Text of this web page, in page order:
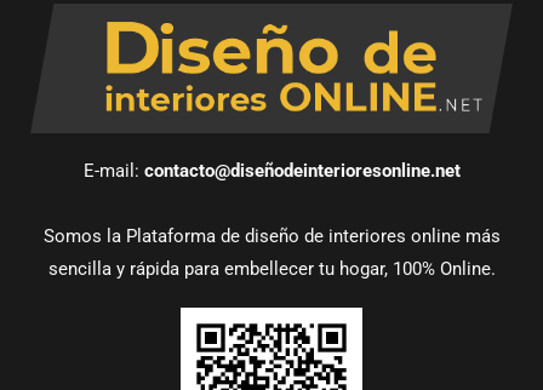
E-mail: contacto@diseñodeinterioresonline.net
Somos la Plataforma de diseño de interiores online más
sencilla y rápida para embellecer tu hogar, 100% Online.